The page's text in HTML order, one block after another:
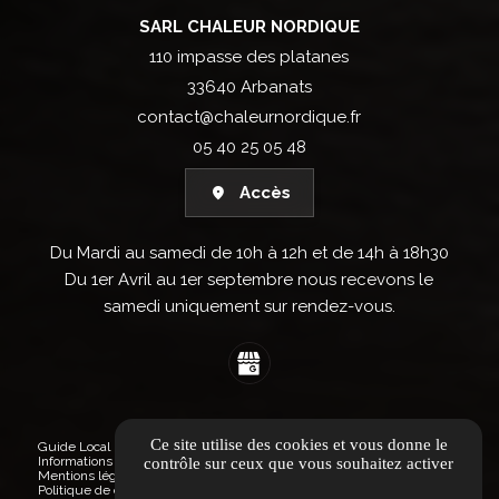
SARL CHALEUR NORDIQUE
110 impasse des platanes
33640 Arbanats
contact@chaleurnordique.fr
05 40 25 05 48
Accès
Du Mardi au samedi de 10h à 12h et de 14h à 18h30
Du 1er Avril au 1er septembre nous recevons le
samedi uniquement sur rendez-vous.
Guide Local
Informations complémentaires
Mentions légales
Politique de confidentialité
Ce site utilise des cookies et vous donne le
contrôle sur ceux que vous souhaitez activer